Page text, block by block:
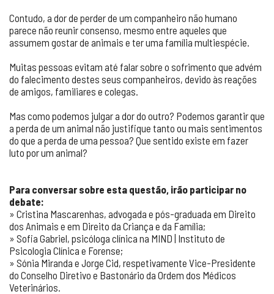
Contudo, a dor de perder de um companheiro não humano
parece não reunir consenso, mesmo entre aqueles que
assumem gostar de animais e ter uma família multiespécie.
Muitas pessoas evitam até falar sobre o sofrimento que advém
do falecimento destes seus companheiros, devido às reações
de amigos, familiares e colegas.
Mas como podemos julgar a dor do outro? Podemos garantir que
a perda de um animal não justifique tanto ou mais sentimentos
do que a perda de uma pessoa? Que sentido existe em fazer
luto por um animal?
Para conversar sobre esta questão, irão participar no
debate:
» Cristina Mascarenhas, advogada e pós-graduada em Direito
dos Animais e em Direito da Criança e da Família;
» Sofia Gabriel, psicóloga clínica na MIND | Instituto de
Psicologia Clínica e Forense;
» Sónia Miranda e Jorge Cid, respetivamente Vice-Presidente
do Conselho Diretivo e Bastonário da Ordem dos Médicos
Veterinários.